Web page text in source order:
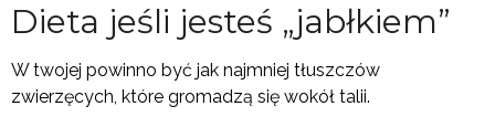
Dieta jeśli jesteś „jabłkiem”
W twojej powinno być jak najmniej tłuszczów
zwierzęcych, które gromadzą się wokół talii.